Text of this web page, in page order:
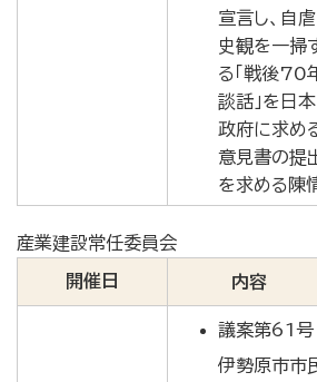
宣言し、自虐
史観を一掃
る「戦後70
談話」を日本
政府に求め
意見書の提
を求める陳
産業建設常任委員会
開催日 内容
議案第61号
伊勢原市市